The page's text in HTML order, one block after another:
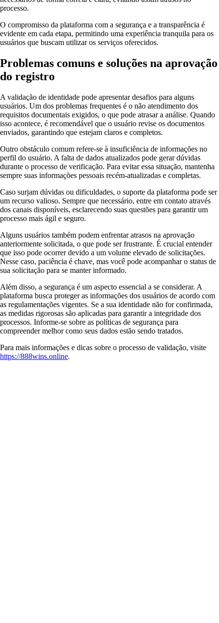
processo.
O compromisso da plataforma com a segurança e a transparência é
evidente em cada etapa, permitindo uma experiência tranquila para os
usuários que buscam utilizar os serviços oferecidos.
Problemas comuns e soluções na aprovação
do registro
A validação de identidade pode apresentar desafios para alguns
usuários. Um dos problemas frequentes é o não atendimento dos
requisitos documentais exigidos, o que pode atrasar a análise. Quando
isso acontece, é recomendável que o usuário revise os documentos
enviados, garantindo que estejam claros e completos.
Outro obstáculo comum refere-se à insuficiência de informações no
perfil do usuário. A falta de dados atualizados pode gerar dúvidas
durante o processo de verificação. Para evitar essa situação, mantenha
sempre suas informações pessoais recém-atualizadas e completas.
Caso surjam dúvidas ou dificuldades, o suporte da plataforma pode ser
um recurso valioso. Sempre que necessário, entre em contato através
dos canais disponíveis, esclarecendo suas questões para garantir um
processo mais ágil e seguro.
Alguns usuários também podem enfrentar atrasos na aprovação
anteriormente solicitada, o que pode ser frustrante. É crucial entender
que isso pode ocorrer devido a um volume elevado de solicitações.
Nesse caso, paciência é chave, mas você pode acompanhar o status de
sua solicitação para se manter informado.
Além disso, a segurança é um aspecto essencial a se considerar. A
plataforma busca proteger as informações dos usuários de acordo com
as regulamentações vigentes. Se a sua identidade não for confirmada,
as medidas rigorosas são aplicadas para garantir a integridade dos
processos. Informe-se sobre as políticas de segurança para
compreender melhor como seus dados estão sendo tratados.
Para mais informações e dicas sobre o processo de validação, visite
https://888wins.online.